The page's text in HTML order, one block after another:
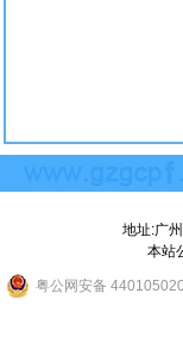
地址:广
本站
粤公网安备